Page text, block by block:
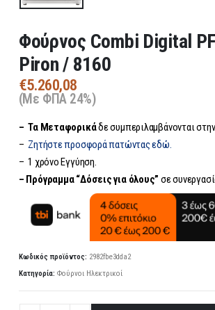
Φούρνος Combi Digital
Piron / 8160
€5.260,08
(Με ΦΠΑ 24%)
– Τα Μεταφορικάδε συμπεριλαμβάνονται στην
– Ζητήστε προσφορά πατώντας εδώ.
– 1 χρόνο Εγγύηση.
– Πρόγραμμα “Δόσεις για όλους” σε
Κωδικός προϊόντος: 2982fbe3dda2
Κατηγορία: Φούρνοι Ηλεκτρικοί